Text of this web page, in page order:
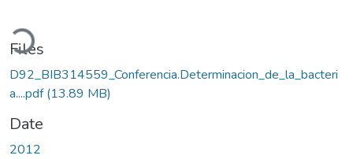
Files
D92_BIB314559_Conferencia.Determinacion_de_la_bacteri
a....pdf(13.89 MB)
Date
2012